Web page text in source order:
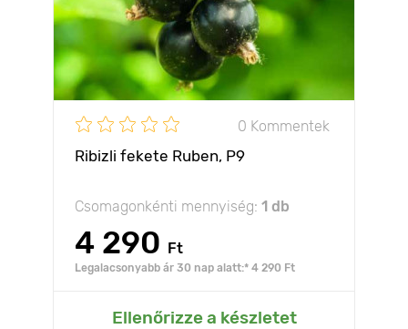
0 Kommentek
Ribizli fekete Ruben, Р9
Csomagonkénti mennyiség: 1 db
4 290 Ft
Legalacsonyabb ár 30 nap alatt:* 4 290 Ft
Ellenőrizze a készletet